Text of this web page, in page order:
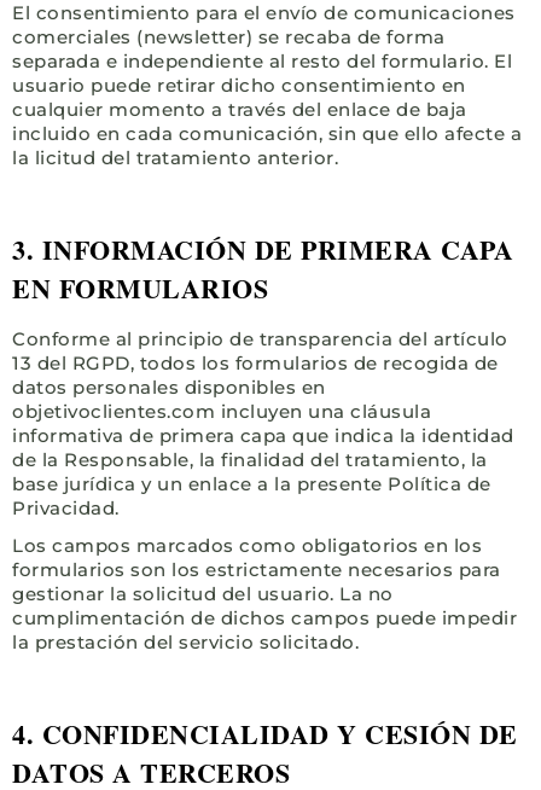
El consentimiento para el envío de comunicaciones
comerciales (newsletter) se recaba de forma
separada e independiente al resto del formulario. El
usuario puede retirar dicho consentimiento en
cualquier momento a través del enlace de baja
incluido en cada comunicación, sin que ello afecte a
la licitud del tratamiento anterior.
3. INFORMACIÓN DE PRIMERA CAPA
EN FORMULARIOS
Conforme al principio de transparencia del artículo
13 del RGPD, todos los formularios de recogida de
datos personales disponibles en
objetivoclientes.com incluyen una cláusula
informativa de primera capa que indica la identidad
de la Responsable, la finalidad del tratamiento, la
base jurídica y un enlace a la presente Política de
Privacidad.
Los campos marcados como obligatorios en los
formularios son los estrictamente necesarios para
gestionar la solicitud del usuario. La no
cumplimentación de dichos campos puede impedir
la prestación del servicio solicitado.
4. CONFIDENCIALIDAD Y CESIÓN DE
DATOS A TERCEROS